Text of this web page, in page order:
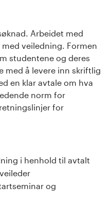
Arbeidet med
veiledning. Formen
studentene og deres
med å levere inn skriftlig
en klar avtale om hva
norm for
for
i henhold til avtalt
og